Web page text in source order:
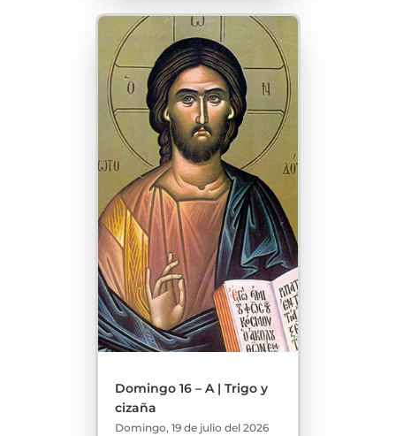
Domingo 16 – A | Trigo y
cizaña
Domingo, 19 de julio del 2026